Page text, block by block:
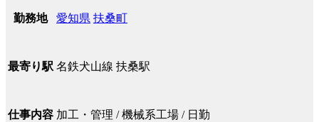
勤務地 愛知県 扶桑町
最寄り駅 名鉄犬山線 扶桑駅
仕事内容 加工・管理 / 機械系工場 / 日勤